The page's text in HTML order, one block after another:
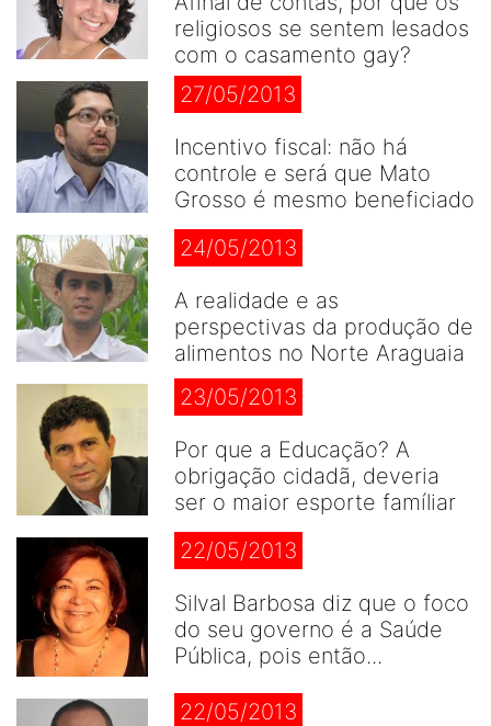
religiosos se sentem lesados
com o casamento gay?
27/05/2013
Incentivo fiscal: não há
controle e será que Mato
Grosso é mesmo beneficiado
24/05/2013
A realidade e as
perspectivas da produção de
alimentos no Norte Araguaia
23/05/2013
Por que a Educação? A
obrigação cidadã, deveria
ser o maior esporte famíliar
22/05/2013
Silval Barbosa diz que o foco
do seu governo é a Saúde
Pública, pois então...
22/05/2013